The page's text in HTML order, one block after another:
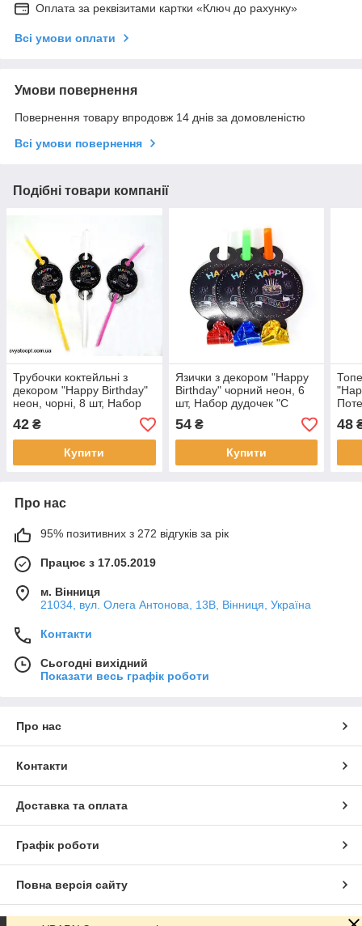
Оплата за реквізитами картки «Ключ до рахунку»
Всі умови оплати
Умови повернення
Повернення товару впродовж 14 днів за домовленістю
Всі умови повернення
Подібні товари компанії
Трубочки коктейльні з
декором "Happy Birthday"
неон, чорні, 8 шт, Набор
трубочек для коктейля "С
Днем Рождения"
42 ₴
Купити
Язички з декором "Happy
Birthday" чорний неон, 6
шт, Набор дудочек "С
Днем Рождения" чорний
неон
54₴
Купити
48
Про нас
95% позитивних з 272 відгуків за рік
Працює з 17.05.2019
м. Вінниця
21034, вул. Олега Антонова, 13В, Вінниця, Україна
Контакти
Сьогодні вихідний
Показати весь графік роботи
Про нас
Контакти
Доставка та оплата
Графік роботи
Повна версія сайту